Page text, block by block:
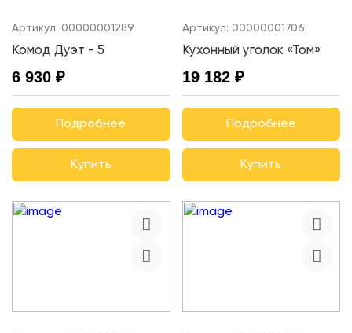
Артикул: 00000001289
Комод Дуэт - 5
6 930 ₽
Подробнее
Купить
Артикул: 00000001706
Кухонный уголок «Том»
19 182 ₽
Подробнее
Купить